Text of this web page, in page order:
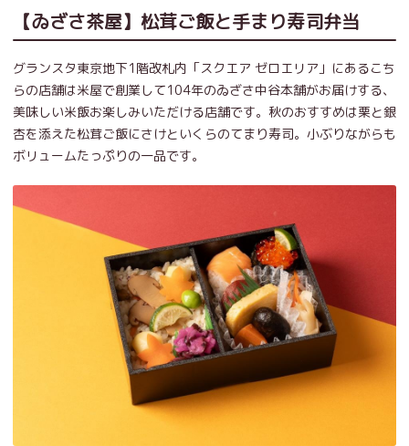
【ゐざさ茶屋】松茸ご飯と手まり寿司弁当
グランスタ東京地下1階改札内「スクエア ゼロエリア」にあるこち
らの店舗は米屋で創業して104年のゐざさ中谷本舗がお届けする、
美味しい米飯お楽しみいただける店舗です。秋のおすすめは栗と銀
杏を添えた松茸ご飯にさけといくらのてまり寿司。小ぶりながらも
ボリュームたっぷりの一品です。